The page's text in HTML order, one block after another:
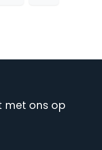
met ons op